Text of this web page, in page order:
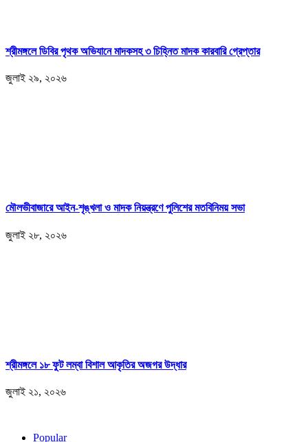
শ্রীমঙ্গলে ডিবির পৃথক অভিযানে মাদকসহ ৩ চিহ্নিত মাদক কারবারি গ্রেপ্তার
জুলাই ২৯, ২০২৬
মৌলভীবাজারে আইন-শৃঙ্খলা ও মাদক নিয়ন্ত্রণে পুলিশের মতবিনিময় সভা
জুলাই ২৮, ২০২৬
শ্রীমঙ্গলে ১৮ ফুট লম্বা বিশাল আকৃতির অজগর উদ্ধার
জুলাই ২১, ২০২৬
Popular